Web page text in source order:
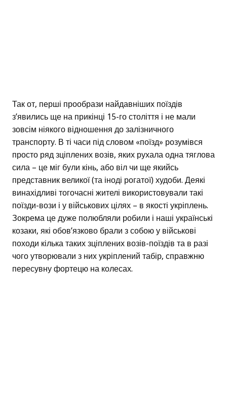
Так от, перші прообрази найдавніших поїздів
з’явились ще на прикінці 15-го століття і не мали
зовсім ніякого відношення до залізничного
транспорту. В ті часи під словом «поїзд» розумівся
просто ряд зціплених возів, яких рухала одна тяглова
сила – це міг були кінь, або віл чи ще якийсь
представник великої (та іноді рогатої) худоби. Деякі
винахідливі тогочасні жителі використовували такі
поїзди-вози і у військових цілях – в якості укріплень.
Зокрема це дуже полюбляли робили і наші українські
козаки, які обов’язково брали з собою у військові
походи кілька таких зціплених возів-поїздів та в разі
чого утворювали з них укріплений табір, справжню
пересувну фортецю на колесах.